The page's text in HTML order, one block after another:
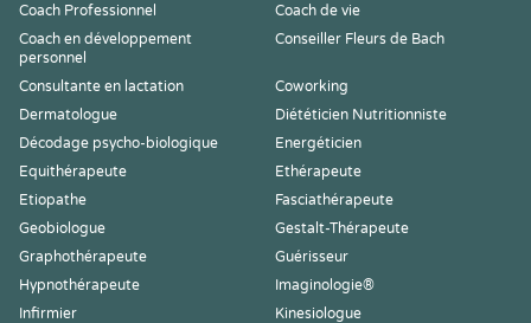
Coach Professionnel
Coach de vie
Coach en développement
personnel
Conseiller Fleurs de Bach
Consultante en lactation
Coworking
Dermatologue
Diététicien Nutritionniste
Décodage psycho-biologique
Energéticien
Equithérapeute
Ethérapeute
Etiopathe
Fasciathérapeute
Geobiologue
Gestalt-Thérapeute
Graphothérapeute
Guérisseur
Hypnothérapeute
Imaginologie®
Infirmier
Kinesiologue